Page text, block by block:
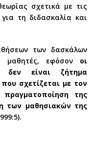
σχετικά με τις
τη διδασκαλία και
των δασκάλων
μαθητές, εφόσον οι
δεν είναι ζήτημα
σχετίζεται με τον
της
των μαθησιακών της